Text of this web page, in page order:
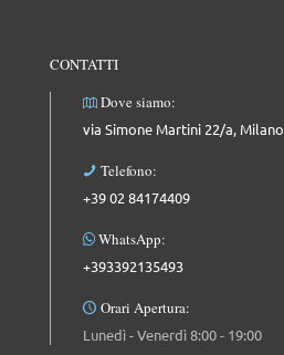
CONTATTI
Dove siamo:
via Simone Martini 22/a, Milano
Telefono:
+39 02 84174409
WhatsApp:
+393392135493
Orari Apertura:
Lunedì - Venerdì 8:00 - 19:00